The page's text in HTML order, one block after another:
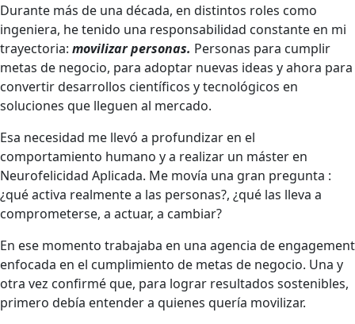
Durante más de una década, en distintos roles como
ingeniera, he tenido una responsabilidad constante en mi
trayectoria: movilizar personas. Personas para cumplir
metas de negocio, para adoptar nuevas ideas y ahora para
convertir desarrollos científicos y tecnológicos en
soluciones que lleguen al mercado.
Esa necesidad me llevó a profundizar en el
comportamiento humano y a realizar un máster en
Neurofelicidad Aplicada. Me movía una gran pregunta :
¿qué activa realmente a las personas?, ¿qué las lleva a
comprometerse, a actuar, a cambiar?
En ese momento trabajaba en una agencia de engagement
enfocada en el cumplimiento de metas de negocio. Una y
otra vez confirmé que, para lograr resultados sostenibles,
primero debía entender a quienes quería movilizar.